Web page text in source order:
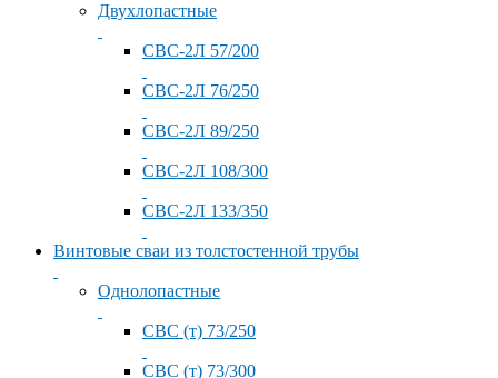
Двухлопастные
СВС-2Л 57/200
СВС-2Л 76/250
СВС-2Л 89/250
СВС-2Л 108/300
СВС-2Л 133/350
Винтовые сваи из толстостенной трубы
Однолопастные
СВС (т) 73/250
СВС (т) 73/300